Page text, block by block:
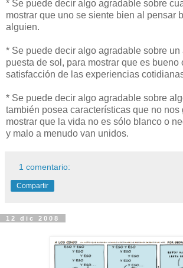
* Se puede decir algo agradable sobre
mostrar que uno se siente bien al pensar
alguien.
* Se puede decir algo agradable sobre un
puesta de sol, para mostrar que es bueno
satisfacción de las experiencias
* Se puede decir algo agradable sobre
también posea características que no nos
mostrar que la vida no es sólo blanco o
y malo a menudo van unidos.
1 comentario:
Compartir
12 dic 2008